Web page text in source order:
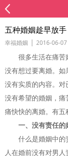
五种婚姻趁早放
幸福婚姻 2016-06-
很多生活在痛
没有想过要离婚。
没有实质的内容。
没有希望的婚姻，
痛快快的离婚。有五
一、没有责任的
什么是婚姻中的
人在婚前没有对男